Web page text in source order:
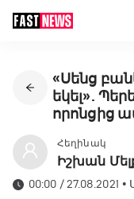
«Սենց
եկել».
որոնցից
Հեղինակ
Իշխան
00:00 / 27.08.2021 •